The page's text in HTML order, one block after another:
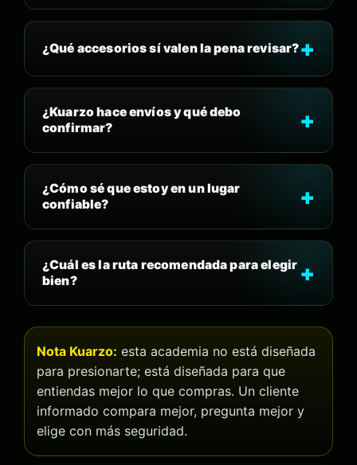
¿Qué accesorios sí valen la pena revisar?
¿Kuarzo hace envíos y qué debo
confirmar?
¿Cómo sé que estoy en un lugar
confiable?
¿Cuál es la ruta recomendada para elegir
bien?
Nota Kuarzo: esta academia no está diseñada
para presionarte; está diseñada para que
entiendas mejor lo que compras. Un cliente
informado compara mejor, pregunta mejor y
elige con más seguridad.